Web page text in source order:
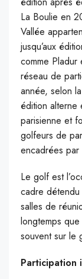
La Boulie en
Vallée
jusqu’aux
comme
réseau de
année, selon
édition
parisienne et
golfeurs de
encadrées
Le golf est
cadre
salles de
longtemps
souvent sur le
Participation